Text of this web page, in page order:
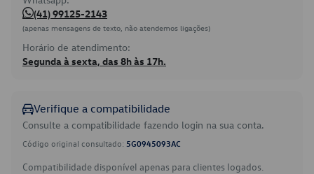
(41) 99125-2143
(apenas mensagens de texto, não atendemos ligações)
Horário de atendimento:
Segunda à sexta, das 8h às 17h.
Verifique a compatibilidade
Consulte a compatibilidade fazendo login na sua conta.
Código original consultado: 5G0945093AC
Compatibilidade disponível apenas para clientes logados.